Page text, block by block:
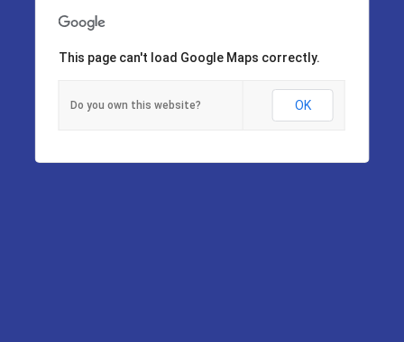
This page can't load Google Maps correctly.
Do you own this website? OK